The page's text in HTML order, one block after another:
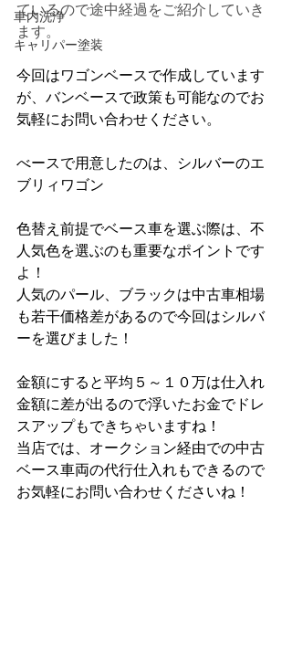
車内洗浄
キャリパー塗装
ているので途中経過をご紹介していき
ます。
今回はワゴンベースで作成しています
が、バンベースで政策も可能なのでお
気軽にお問い合わせください。
べースで用意したのは、シルバーのエ
ブリィワゴン
色替え前提でベース車を選ぶ際は、不
人気色を選ぶのも重要なポイントです
よ！
人気のパール、ブラックは中古車相場
も若干価格差があるので今回はシルバ
ーを選びました！
金額にすると平均５～１０万は仕入れ
金額に差が出るので浮いたお金でドレ
スアップもできちゃいますね！
当店では、オークション経由での中古
ベース車両の代行仕入れもできるので
お気軽にお問い合わせくださいね！